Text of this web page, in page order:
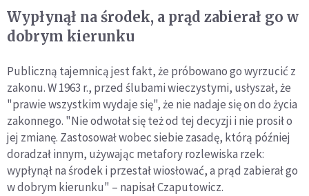
Wypłynął na środek, a prąd zabierał go w
dobrym kierunku
Publiczną tajemnicą jest fakt, że próbowano go wyrzucić z
zakonu. W 1963 r., przed ślubami wieczystymi, usłyszał, że
"prawie wszystkim wydaje się", że nie nadaje się on do życia
zakonnego. "Nie odwołał się też od tej decyzji i nie prosił o
jej zmianę. Zastosował wobec siebie zasadę, którą później
doradzał innym, używając metafory rozlewiska rzek:
wypłynął na środek i przestał wiosłować, a prąd zabierał go
w dobrym kierunku" – napisał Czaputowicz.